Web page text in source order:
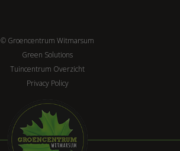
© Groencentrum Witmarsum
Green Solutions
Tuincentrum Overzicht
Privacy Policy